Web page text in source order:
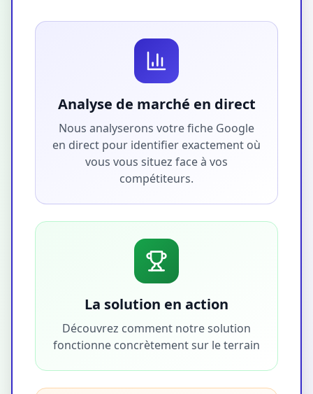
Analyse de marché en direct
Nous analyserons votre fiche Google
en direct pour identifier exactement où
vous vous situez face à vos
compétiteurs.
La solution en action
Découvrez comment notre solution
fonctionne concrètement sur le terrain